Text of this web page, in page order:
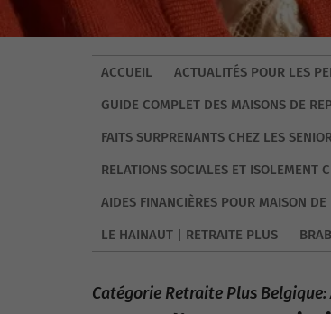
ACCUEIL ACTUALITÉS POUR LES
GUIDE COMPLET DES MAISONS DE
FAITS SURPRENANTS CHEZ LES
RELATIONS SOCIALES ET ISOLEMENT
AIDES FINANCIÈRES POUR MAISON DE
LE HAINAUT | RETRAITE PLUS
Catégorie Retraite Plus